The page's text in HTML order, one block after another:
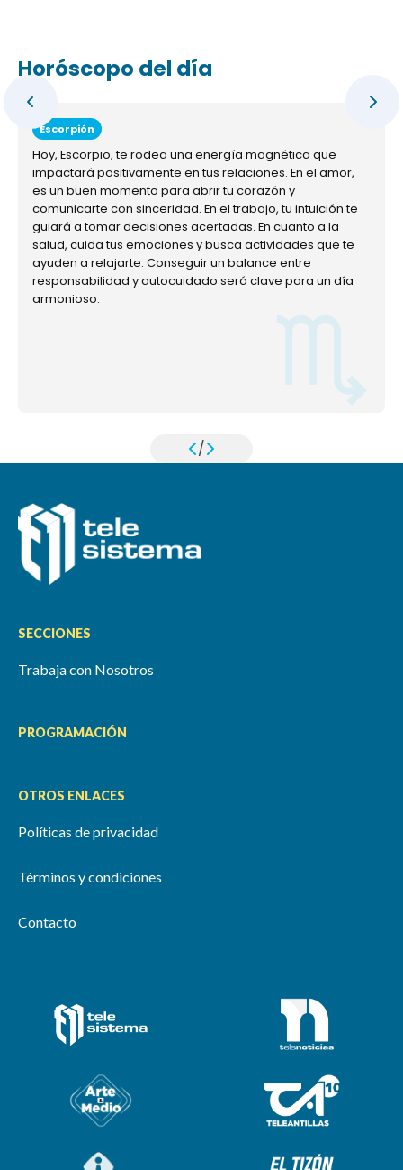
Horóscopo del día
Escorpión
Hoy, Escorpio, te rodea una energía magnética que
impactará positivamente en tus relaciones. En el amor,
es un buen momento para abrir tu corazón y
comunicarte con sinceridad. En el trabajo, tu intuición te
guiará a tomar decisiones acertadas. En cuanto a la
salud, cuida tus emociones y busca actividades que te
ayuden a relajarte. Conseguir un balance entre
responsabilidad y autocuidado será clave para un día
armonioso.
/
SECCIONES
Trabaja con Nosotros
PROGRAMACIÓN
OTROS ENLACES
Políticas de privacidad
Términos y condiciones
Contacto